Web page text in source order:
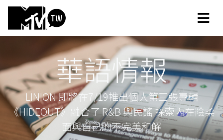
華語情報
LINION 即將在7/19推出個人第三張專輯
《HIDEOUT》融合了 R&B 與民謠 探索內在陰柔
面與自己的不完美和解